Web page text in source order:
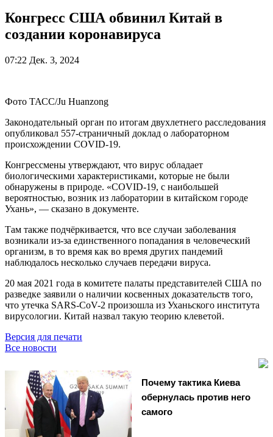
Конгресс США обвинил Китай в
создании коронавируса
07:22 Дек. 3, 2024
Фото ТАСС/Ju Huanzong
Законодательный орган по итогам двухлетнего расследования
опубликовал 557-страничный доклад о лабораторном
происхождении COVID-19.
Конгрессмены утверждают, что вирус обладает
биологическими характеристиками, которые не были
обнаружены в природе. «COVID-19, с наибольшей
вероятностью, возник из лаборатории в китайском городе
Ухань», — сказано в документе.
Там также подчёркивается, что все случаи заболевания
возникали из-за единственного попадания в человеческий
организм, в то время как во время других пандемий
наблюдалось несколько случаев передачи вируса.
20 мая 2021 года в комитете палаты представителей США по
разведке заявили о наличии косвенных доказательств того,
что утечка SARS-CoV-2 произошла из Уханьского института
вирусологии. Китай назвал такую теорию клеветой.
Версия для печати
Все новости
Почему тактика Киева
обернулась против него
самого